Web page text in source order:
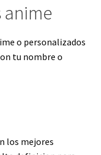
anime
o personalizados
tu nombre o
los mejores